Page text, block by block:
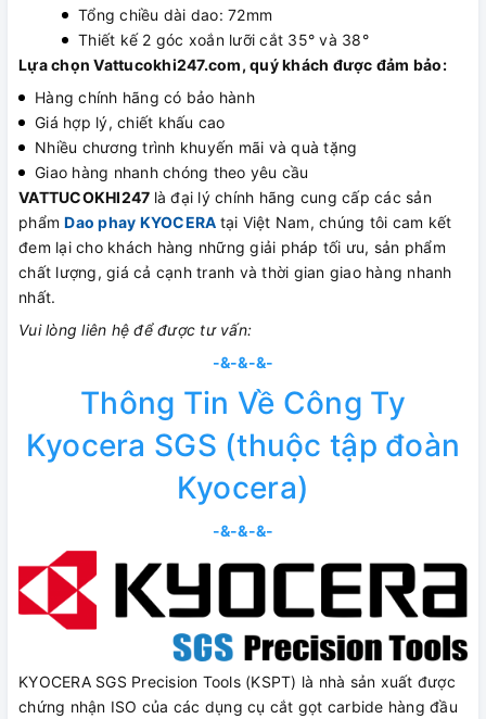
Tổng chiều dài dao: 72mm
Thiết kế 2 góc xoắn lưỡi cắt 35° và 38°
Lựa chọn Vattucokhi247.com, quý khách được đảm bảo:
Hàng chính hãng có bảo hành
Giá hợp lý, chiết khấu cao
Nhiều chương trình khuyến mãi và quà tặng
Giao hàng nhanh chóng theo yêu cầu
VATTUCOKHI247 là đại lý chính hãng cung cấp các sản
phẩmDao phay KYOCERA tại Việt Nam, chúng tôi cam kết
đem lại cho khách hàng những giải pháp tối ưu, sản phẩm
chất lượng, giá cả cạnh tranh và thời gian giao hàng nhanh
nhất.
Vui lòng liên hệ để được tư vấn:
-&-&-&-
Thông Tin Về Công Ty
Kyocera SGS (thuộc tập đoàn
Kyocera)
-&-&-&-
KYOCERA SGS Precision Tools (KSPT) là nhà sản xuất được
chứng nhận ISO của các dụng cụ cắt gọt carbide hàng đầu